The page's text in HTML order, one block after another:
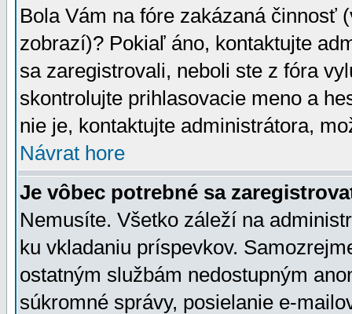
Bola Vám na fóre zakázaná činnosť
zobrazí)? Pokiaľ áno, kontaktujte
sa zaregistrovali, neboli ste z fóra
skontrolujte prihlasovacie meno a
nie je, kontaktujte administrátora,
Návrat hore
Je vôbec potrebné sa
Nemusíte. Všetko záleží na
ku vkladaniu príspevkov.
ostatným službám nedostupným
súkromné správy, posielanie e-